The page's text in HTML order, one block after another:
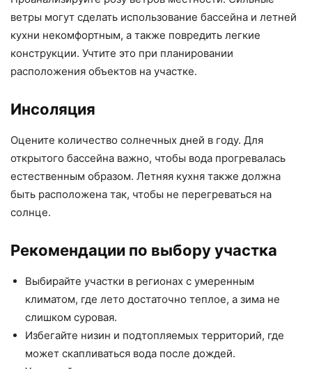
ветры могут сделать использование бассейна и летней
кухни некомфортным, а также повредить легкие
конструкции. Учтите это при планировании
расположения объектов на участке.
Инсоляция
Оцените количество солнечных дней в году. Для
открытого бассейна важно, чтобы вода прогревалась
естественным образом. Летняя кухня также должна
быть расположена так, чтобы не перегреваться на
солнце.
Рекомендации по выбору участка
Выбирайте участки в регионах с умеренным
климатом, где лето достаточно теплое, а зима не
слишком суровая.
Избегайте низин и подтопляемых территорий, где
может скапливаться вода после дождей.